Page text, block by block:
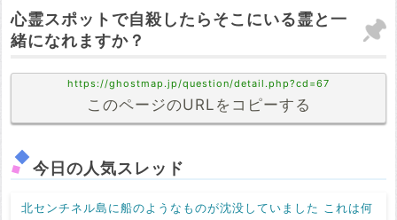
心霊スポットで自殺したらそこにいる霊と一
緒になれますか？
https://ghostmap.jp/question/detail.php?cd=67
このページのURLをコピーする
今日の人気スレッド
北センチネル島に船のようなものが沈没していました これは何